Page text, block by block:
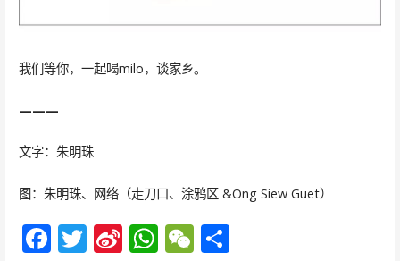
我们等你，一起喝milo，谈家乡。
———
文字：朱明珠
图：朱明珠、网络（走刀口、涂鸦区 &Ong Siew Guet）
F T Si W W 分